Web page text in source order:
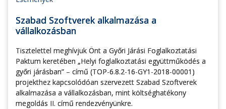
Szabad Szoftverek alkalmazása a
vállalkozásban
Tisztelettel meghívjuk Önt a Győri Járási Foglalkoztatási
Paktum keretében „Helyi foglalkoztatási együttműködés a
győri járásban” – című (TOP-6.8.2-16-GY1-2018-00001)
projekthez kapcsolódóan szervezett Szabad Szoftverek
alkalmazása a vállalkozásban, mint költséghatékony
megoldás II. című rendezvényünkre.